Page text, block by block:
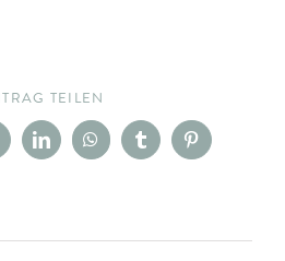
TEILEN
LinkedInWhatsAppTumblrPinterest